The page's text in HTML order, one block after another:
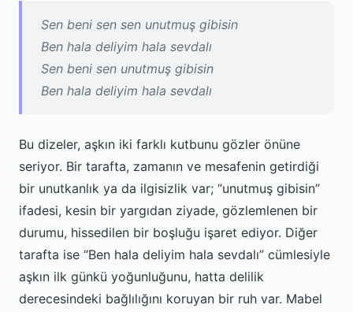
Sen beni sen sen unutmuş gibisin
Ben hala deliyim hala sevdalı
Sen beni sen unutmuş gibisin
Ben hala deliyim hala sevdalı
Bu dizeler, aşkın iki farklı kutbunu gözler önüne
seriyor. Bir tarafta, zamanın ve mesafenin getirdiği
bir unutkanlık ya da ilgisizlik var; “unutmuş gibisin”
ifadesi, kesin bir yargıdan ziyade, gözlemlenen bir
durumu, hissedilen bir boşluğu işaret ediyor. Diğer
tarafta ise “Ben hala deliyim hala sevdalı” cümlesiyle
aşkın ilk günkü yoğunluğunu, hatta delilik
derecesindeki bağlılığını koruyan bir ruh var. Mabel